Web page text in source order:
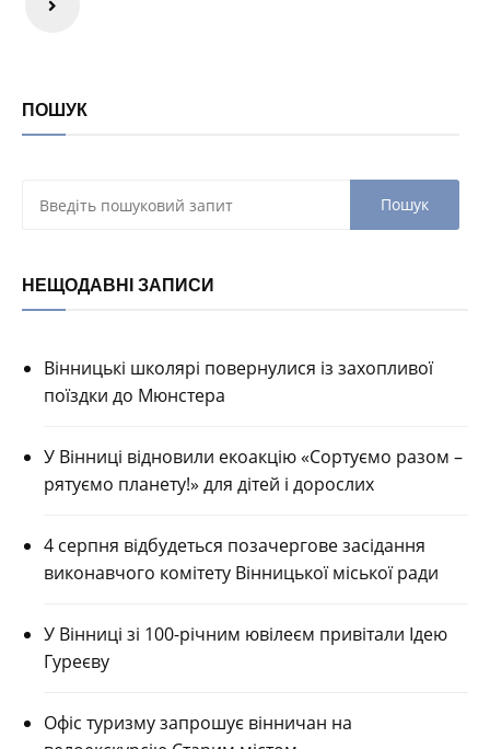
ПОШУК
НЕЩОДАВНІ ЗАПИСИ
Вінницькі школярі повернулися із захопливої
поїздки до Мюнстера
У Вінниці відновили екоакцію «Сортуємо разом –
рятуємо планету!» для дітей і дорослих
4 серпня відбудеться позачергове засідання
виконавчого комітету Вінницької міської ради
У Вінниці зі 100-річним ювілеєм привітали Ідею
Гуреєву
Офіс туризму запрошує вінничан на